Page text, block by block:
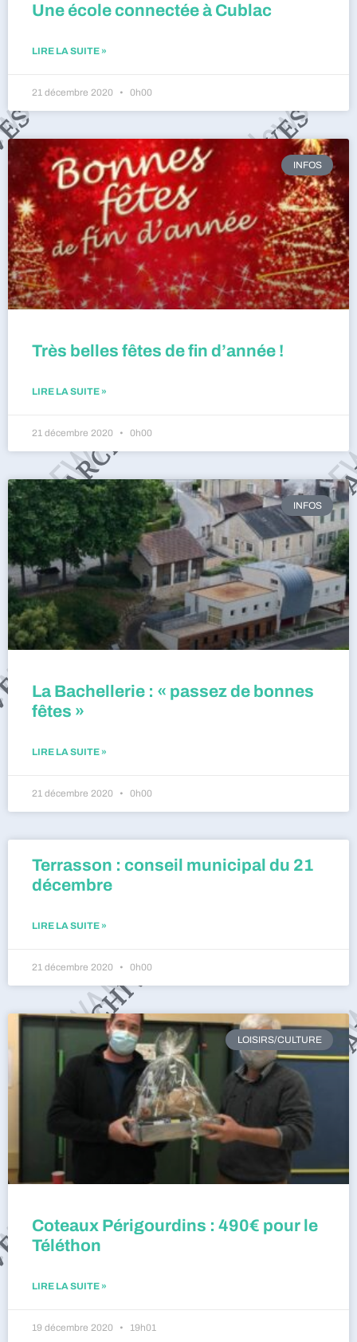
Une école connectée à Cublac
LIRE LA SUITE »
21 décembre 2020 0h00
INFOS
Très belles fêtes de fin d’année !
LIRE LA SUITE »
21 décembre 2020 0h00
INFOS
La Bachellerie : « passez de bonnes
fêtes »
LIRE LA SUITE »
21 décembre 2020 0h00
Terrasson : conseil municipal du 21
décembre
LIRE LA SUITE »
21 décembre 2020 0h00
LOISIRS/CULTURE
Coteaux Périgourdins : 490€ pour le
Téléthon
LIRE LA SUITE »
19 décembre 2020 19h01